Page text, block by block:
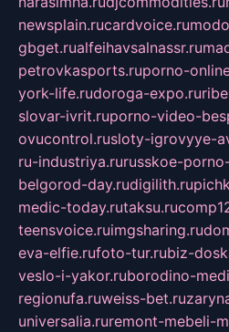
newsplain.rucardvoice.ru
gbget.rualfeihavsalnassr.ru
petrovkasports.ruporno-
york-life.rudoroga-expo.ru
slovar-ivrit.ruporno-video-
ovucontrol.rusloty-igrovyye-
ru-industriya.rurusskoe-
belgorod-day.rudigilith.ru
medic-today.rutaksu.ru
teensvoice.ruimgsharing.ru
eva-elfie.rufoto-tur.rubiz-
veslo-i-yakor.ruborodino-
regionufa.ruweiss-bet.ru
universalia.ruremont-mebeli-